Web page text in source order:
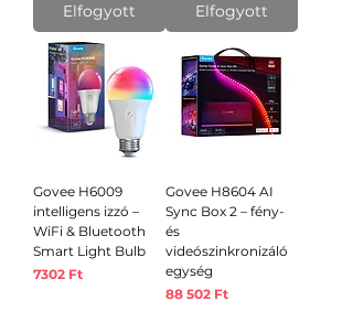
Elfogyott Elfogyott
Govee H6009
intelligens izzó –
WiFi & Bluetooth
Smart Light Bulb
Ár
7302 Ft
Govee H8604 AI
Sync Box 2 – fény-
és
videószinkronizáló
egység
Ár
88 502 Ft